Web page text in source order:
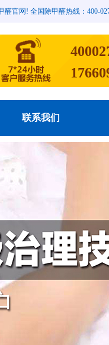
官网! 全国除甲醛热线：400-
联系我们